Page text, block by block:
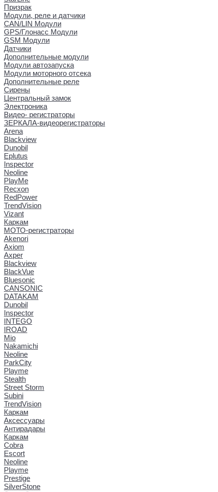
Призрак
Модули, реле и датчики
CAN/LIN Модули
GPS/Глонасс Модули
GSM Модули
Датчики
Дополнительные модули
Модули автозапуска
Модули моторного отсека
Дополнительные реле
Сирены
Центральный замок
Электроника
Видео- регистраторы
ЗЕРКАЛА-видеорегистраторы
Arena
Blackview
Dunobil
Eplutus
Inspector
Neoline
PlayMe
Recxon
RedPower
TrendVision
Vizant
Каркам
МОТО-регистраторы
Akenori
Axiom
Axper
Blackview
BlackVue
Bluesonic
CANSONIC
DATAKAM
Dunobil
Inspector
INTEGO
IROAD
Mio
Nakamichi
Neoline
ParkCity
Playme
Stealth
Street Storm
Subini
TrendVision
Каркам
Аксессуары
Антирадары
Каркам
Cobra
Escort
Neoline
Playme
Prestige
SilverStone